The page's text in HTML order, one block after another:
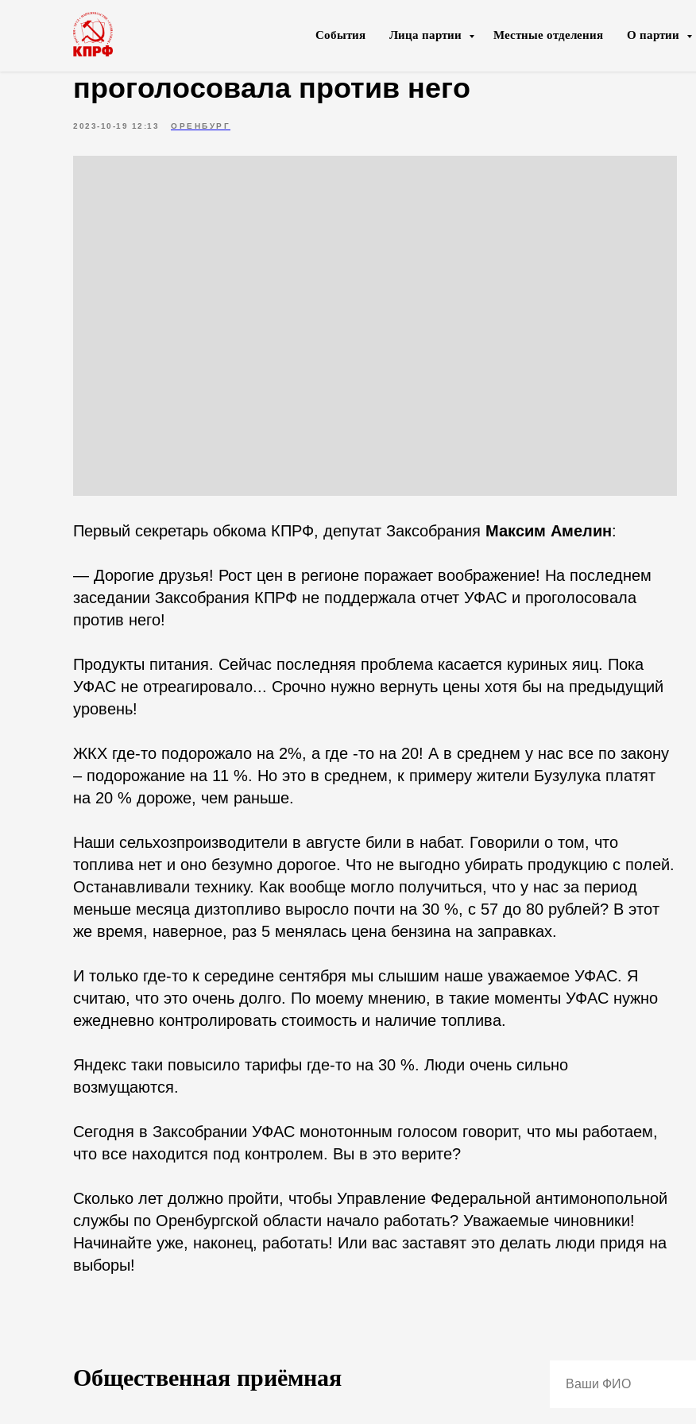
События Лица партии Местные отделения О партии
КПРФ не поддержала отчет УФАС и
проголосовала против него
2023-10-19 12:13 ОРЕНБУРГ
Первый секретарь обкома КПРФ, депутат Заксобрания Максим Амелин:
— Дорогие друзья! Рост цен в регионе поражает воображение! На последнем
заседании Заксобрания КПРФ не поддержала отчет УФАС и проголосовала
против него!
Продукты питания. Сейчас последняя проблема касается куриных яиц. Пока
УФАС не отреагировало... Срочно нужно вернуть цены хотя бы на предыдущий
уровень!
ЖКХ где-то подорожало на 2%, а где -то на 20! А в среднем у нас все по закону
– подорожание на 11 %. Но это в среднем, к примеру жители Бузулука платят
на 20 % дороже, чем раньше.
Наши сельхозпроизводители в августе били в набат. Говорили о том, что
топлива нет и оно безумно дорогое. Что не выгодно убирать продукцию с полей.
Останавливали технику. Как вообще могло получиться, что у нас за период
меньше месяца дизтопливо выросло почти на 30 %, с 57 до 80 рублей? В этот
же время, наверное, раз 5 менялась цена бензина на заправках.
И только где-то к середине сентября мы слышим наше уважаемое УФАС. Я
считаю, что это очень долго. По моему мнению, в такие моменты УФАС нужно
ежедневно контролировать стоимость и наличие топлива.
Яндекс таки повысило тарифы где-то на 30 %. Люди очень сильно
возмущаются.
Сегодня в Заксобрании УФАС монотонным голосом говорит, что мы работаем,
что все находится под контролем. Вы в это верите?
Сколько лет должно пройти, чтобы Управление Федеральной антимонопольной
службы по Оренбургской области начало работать? Уважаемые чиновники!
Начинайте уже, наконец, работать! Или вас заставят это делать люди придя на
выборы!
Общественная приёмная